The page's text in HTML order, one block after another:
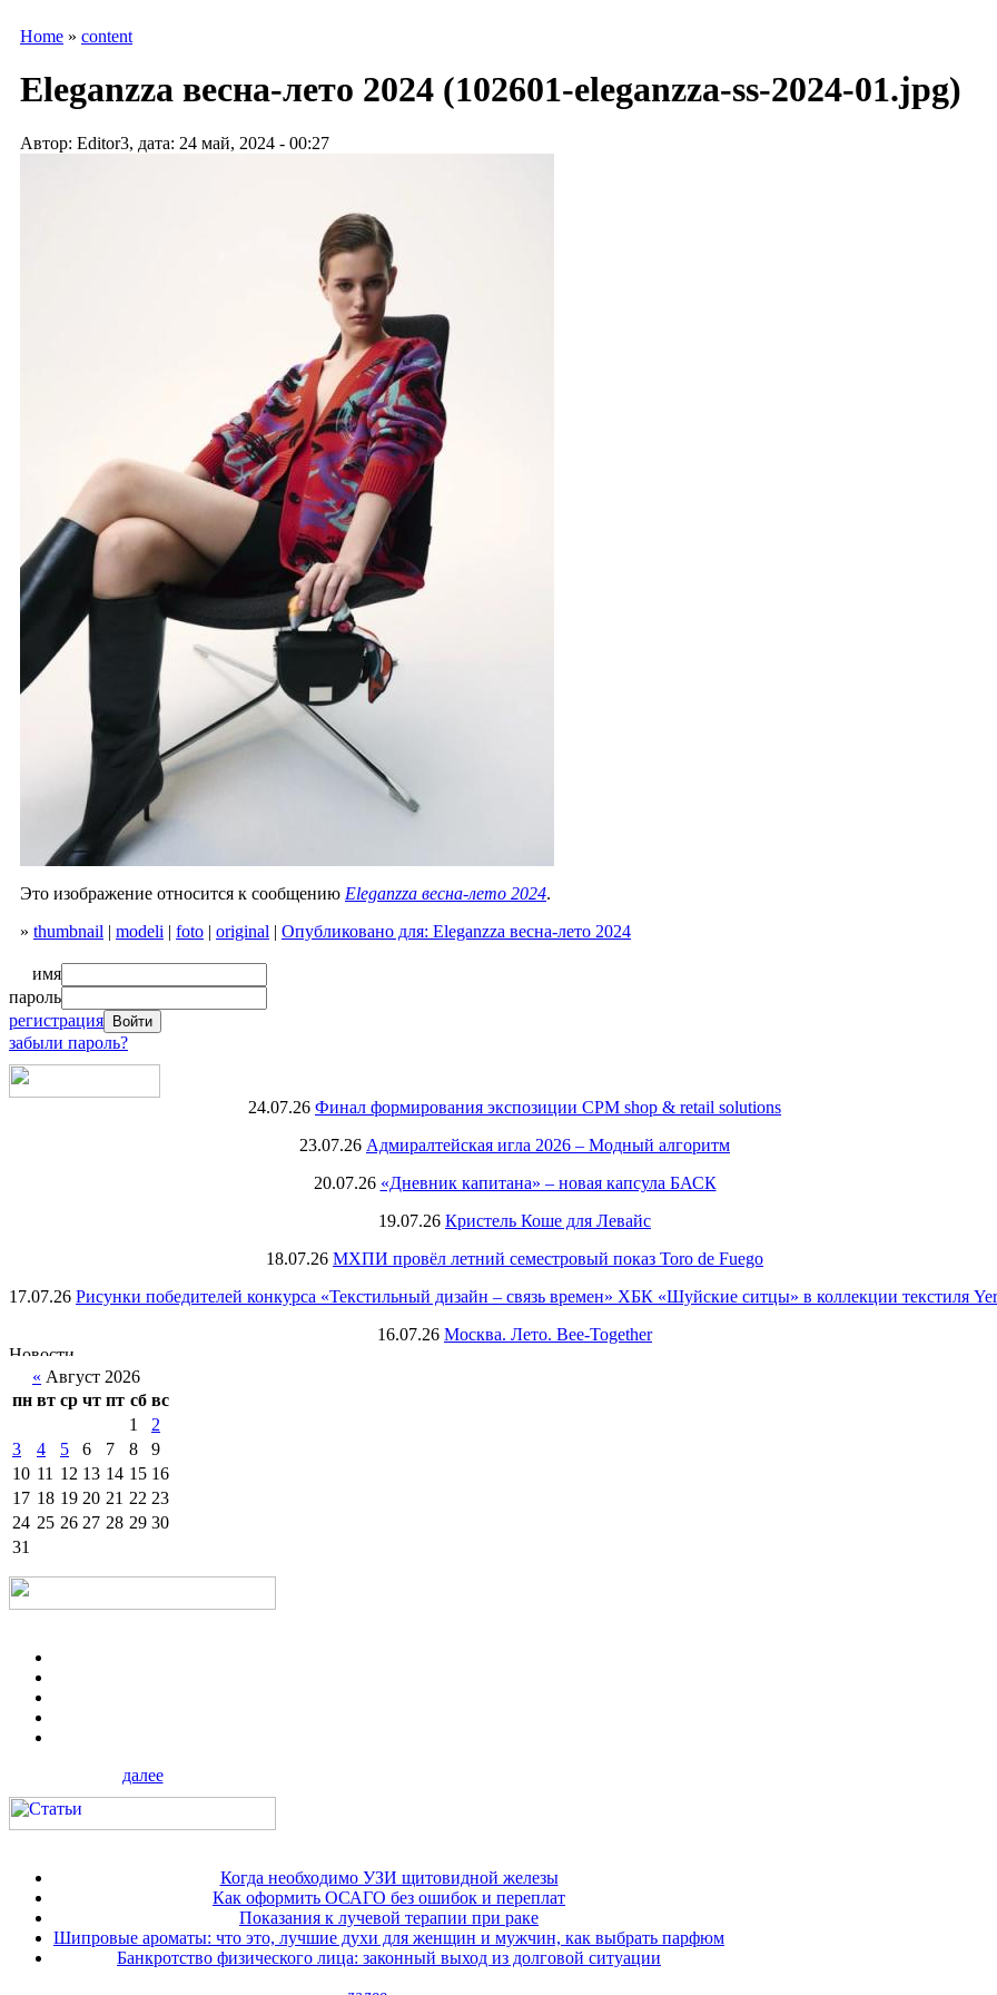
Home » content
Eleganzza весна-лето 2024 (102601-eleganzza-ss-2024-01.jpg)
Автор: Editor3, дата: 24 май, 2024 - 00:27
Это изображение относится к сообщению Eleganzza весна-лето 2024.
» thumbnail | modeli | foto | original | Опубликовано для: Eleganzza весна-лето 2024
имя
пароль
регистрация
забыли пароль?
24.07.26 Финал формирования экспозиции CPM shop & retail solutions
23.07.26 Адмиралтейская игла 2026 – Модный алгоритм
20.07.26 «Дневник капитана» – новая капсула БАСК
19.07.26 Кристель Коше для Левайс
18.07.26 МХПИ провёл летний семестровый показ Toro de Fuego
17.07.26 Рисунки победителей конкурса «Текстильный дизайн – связь времен» ХБК «Шуйские ситцы» в коллекции текстиля
16.07.26 Москва. Лето. Bee-Together
« Август 2026
пн вт ср чт пт сб вс
1
2
3
4 5 6 7 8
9
10 11 12 13 14 15 16
17 18 19 20 21 22 23
24 25 26 27 28 29 30
31
далее
Когда необходимо УЗИ щитовидной железы
Как оформить ОСАГО без ошибок и переплат
Показания к лучевой терапии при раке
Шипровые ароматы: что это, лучшие духи для женщин и мужчин, как выбрать парфюм
Банкротство физического лица: законный выход из долговой ситуации